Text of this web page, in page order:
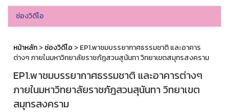
ช่องวิดีโอ
หน้าหลัก>ช่องวิดีโอ > EP1.พาชมบรรยากาศธรรมชาติ และอาคาร
ต่างๆ ภายในมหาวิทยาลัยราชภัฎสวนสุนันทา วิทยาเขตสมุทรสงคราม
EP1.พาชมบรรยากาศธรรมชาติ และอาคารต่างๆ
ภายในมหาวิทยาลัยราชภัฎสวนสุนันทา วิทยาเขต
สมุทรสงคราม